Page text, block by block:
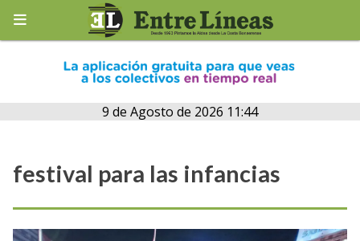
9 de Agosto de 2026 11:44
festival para las infancias